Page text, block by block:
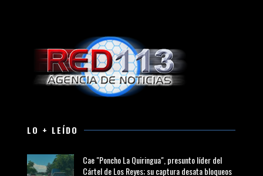
LO + LEÍDO
Cae "Poncho La Quiringua", presunto líder del
Cártel de Los Reyes; su captura desata bloqueos